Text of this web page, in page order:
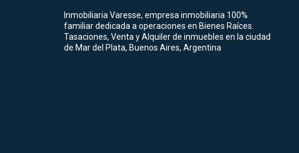
Inmobiliaria Varesse, empresa inmobiliaria 100%
familiar dedicada a operaciones en Bienes Raíces.
Tasaciones, Venta y Alquiler de inmuebles en la ciudad
de Mar del Plata, Buenos Aires, Argentina